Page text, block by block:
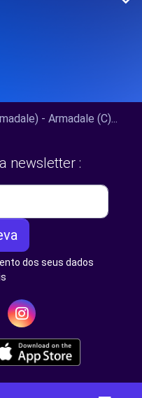
- Armadale (C)...
newsletter :
dos seus dados